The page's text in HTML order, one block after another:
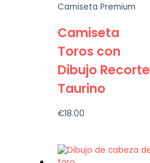
Camiseta Premium
Camiseta
Toros con
Dibujo Recorte
Taurino
€18.00